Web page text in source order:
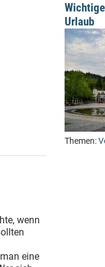
wenn
eine
Urlaub
Themen: